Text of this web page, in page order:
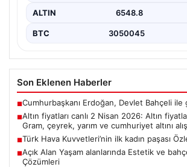
ALTIN 6548.8
BTC 3050045
Son Eklenen Haberler
■Cumhurbaşkanı Erdoğan, Devlet Bahçeli ile
■Altın fiyatları canlı 2 Nisan 2026: Altın
Gram, çeyrek, yarım ve cumhuriyet altını
■Türk Hava Kuvvetleri’nin ilk kadın paşası
■Açık Alan Yaşam alanlarında Estetik ve
Çözümleri